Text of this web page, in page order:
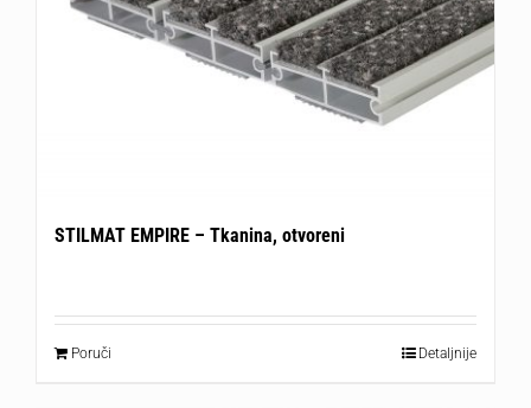
STILMAT EMPIRE – Tkanina, otvoreni
Poruči Detaljnije